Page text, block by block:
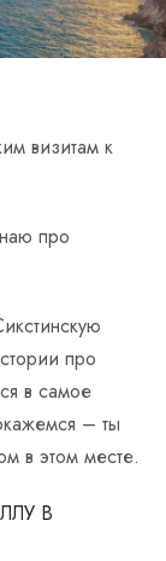
визитам к
про
про
в самое
– ты
в этом месте.
В